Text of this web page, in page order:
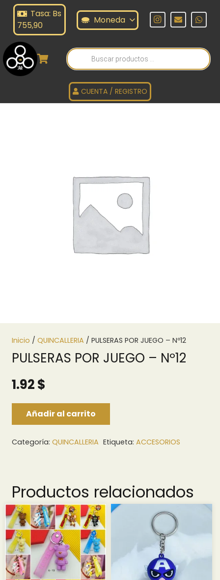
Tasa: Bs
755,90
Moneda
Búsqueda
de
productos
CUENTA / REGISTRO
Inicio / QUINCALLERIA / PULSERAS POR JUEGO – Nº12
PULSERAS POR JUEGO – Nº12
1.92$
Añadir al carrito
Categoría: QUINCALLERIA Etiqueta: ACCESORIOS
Productos relacionados